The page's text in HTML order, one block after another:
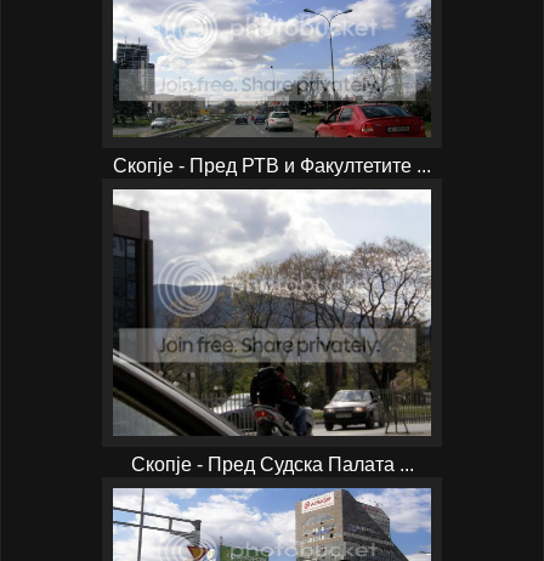
Скопје - Пред РТВ и Факултетите ...
Скопје - Пред Судска Палата ...